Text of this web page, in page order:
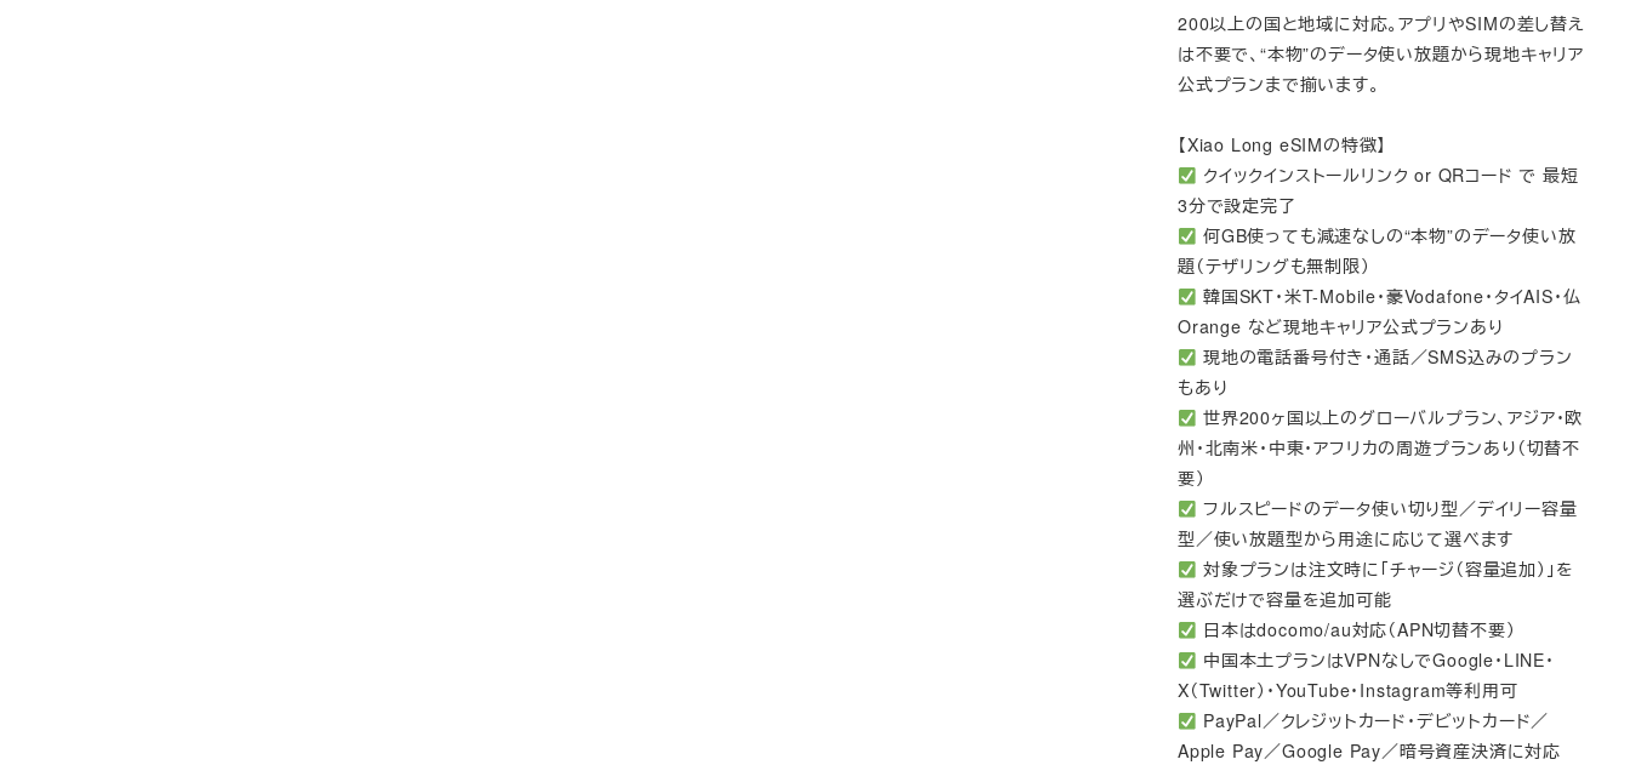
200以上の国と地域に対応。アプリやSIMの差し替え
は不要で、“本物”のデータ使い放題から現地キャリア
公式プランまで揃います。
【Xiao Long eSIMの特徴】
クイックインストールリンク or QRコード で 最短
3分で設定完了
何GB使っても減速なしの“本物”のデータ使い放
題（テザリングも無制限）
韓国SKT・米T-Mobile・豪Vodafone・タイAIS・仏
Orange など現地キャリア公式プランあり
現地の電話番号付き・通話／SMS込みのプラン
もあり
世界200ヶ国以上のグローバルプラン、アジア・欧
州・北南米・中東・アフリカの周遊プランあり（切替不
要）
フルスピードのデータ使い切り型／デイリー容量
型／使い放題型から用途に応じて選べます
対象プランは注文時に「チャージ（容量追加）」を
選ぶだけで容量を追加可能
日本はdocomo/au対応（APN切替不要）
中国本土プランはVPNなしでGoogle・LINE・
X（Twitter）・YouTube・Instagram等利用可
PayPal／クレジットカード・デビットカード／
Apple Pay／Google Pay／暗号資産決済に対応